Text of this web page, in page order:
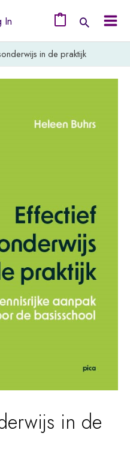
In
in de praktijk
in de